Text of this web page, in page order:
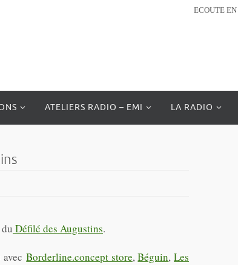
ECOUTE
ATELIERS RADIO – EMI LA RADIO
Défilé des Augustins.
avecBorderline.concept store,Béguin,Les